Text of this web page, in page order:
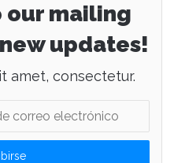
our mailing
updates!
amet, consectetur.